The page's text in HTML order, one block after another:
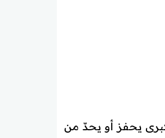
يحفز أو يحدّ من